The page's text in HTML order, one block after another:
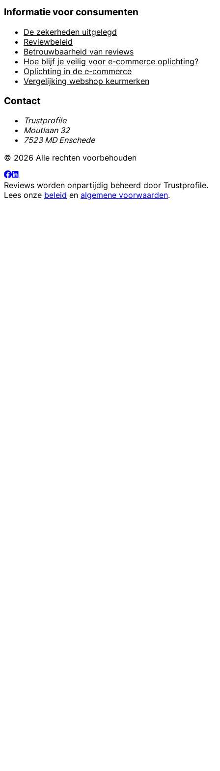
Informatie voor consumenten
De zekerheden uitgelegd
Reviewbeleid
Betrouwbaarheid van reviews
Hoe blijf je veilig voor e-commerce oplichting?
Oplichting in de e-commerce
Vergelijking webshop keurmerken
Contact
Trustprofile
Moutlaan 32
7523 MD Enschede
© 2026 Alle rechten voorbehouden
Reviews worden onpartijdig beheerd door Trustprofile.
Lees onze beleid en algemene voorwaarden.